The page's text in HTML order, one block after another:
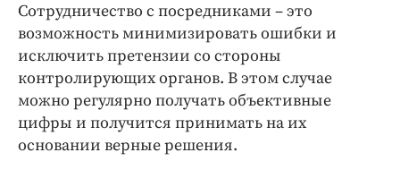
Сотрудничество с посредниками – это
возможность минимизировать ошибки и
исключить претензии со стороны
контролирующих органов. В этом случае
можно регулярно получать объективные
цифры и получится принимать на их
основании верные решения.